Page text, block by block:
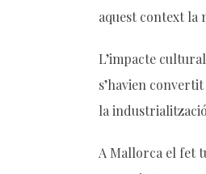
aquest context la
L’impacte
s’havien
la
A Mallorca el fet